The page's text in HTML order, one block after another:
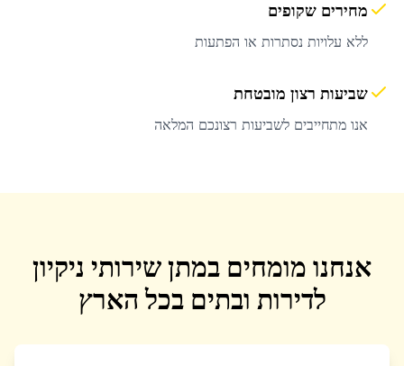
מחירים שקופים
ללא עלויות נסתרות או הפתעות
שביעות רצון מובטחת
אנו מתחייבים לשביעות רצונכם המלאה
אנחנו מומחים במתן שירותי ניקיון
לדירות ובתים בכל הארץ